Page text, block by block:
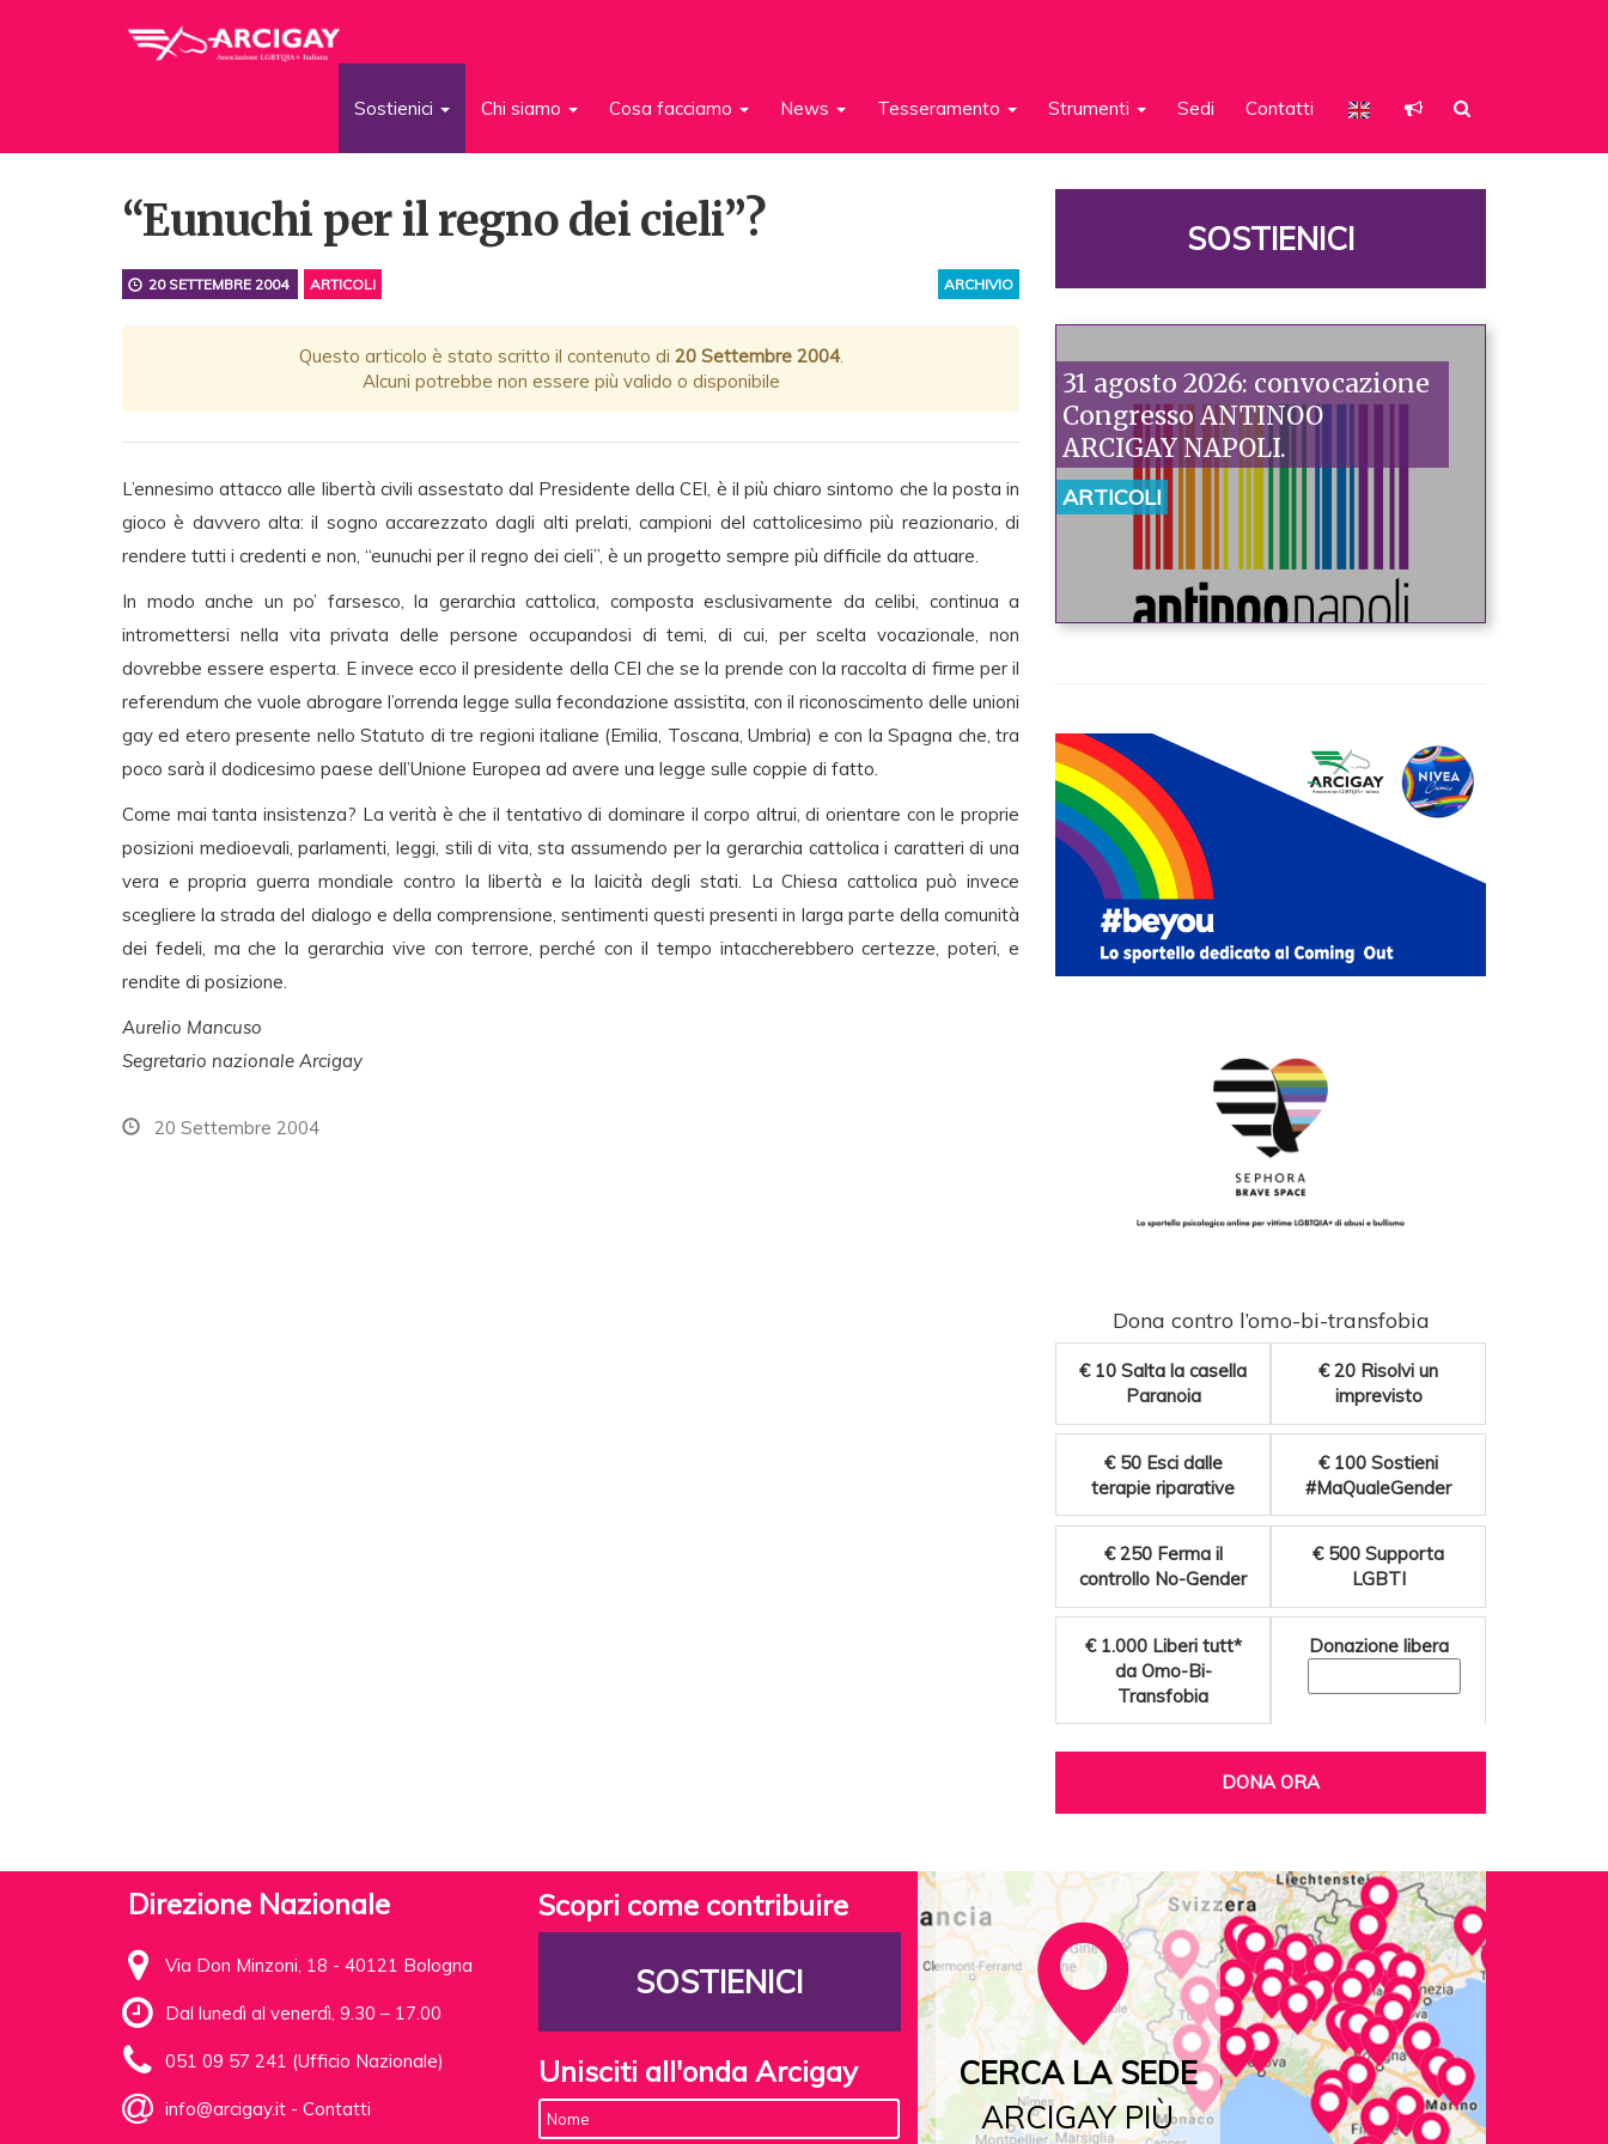
Sostienici Chi siamo Cosa facciamo News Tesseramento Strumenti Sedi Contatti
“Eunuchi per il regno dei cieli”?
ARCHIVIO
20 SETTEMBRE 2004 ARTICOLI
Questo articolo è stato scritto il contenuto di 20 Settembre 2004.
Alcuni potrebbe non essere più valido o disponibile
L’ennesimo attacco alle libertà civili assestato dal Presidente della CEI, è il più chiaro sintomo che la posta in
gioco è davvero alta: il sogno accarezzato dagli alti prelati, campioni del cattolicesimo più reazionario, di
rendere tutti i credenti e non, “eunuchi per il regno dei cieli”, è un progetto sempre più difficile da attuare.
In modo anche un po’ farsesco, la gerarchia cattolica, composta esclusivamente da celibi, continua a
intromettersi nella vita privata delle persone occupandosi di temi, di cui, per scelta vocazionale, non
dovrebbe essere esperta. E invece ecco il presidente della CEI che se la prende con la raccolta di firme per il
referendum che vuole abrogare l’orrenda legge sulla fecondazione assistita, con il riconoscimento delle unioni
gay ed etero presente nello Statuto di tre regioni italiane (Emilia, Toscana, Umbria) e con la Spagna che, tra
poco sarà il dodicesimo paese dell’Unione Europea ad avere una legge sulle coppie di fatto.
Come mai tanta insistenza? La verità è che il tentativo di dominare il corpo altrui, di orientare con le proprie
posizioni medioevali, parlamenti, leggi, stili di vita, sta assumendo per la gerarchia cattolica i caratteri di una
vera e propria guerra mondiale contro la libertà e la laicità degli stati. La Chiesa cattolica può invece
scegliere la strada del dialogo e della comprensione, sentimenti questi presenti in larga parte della comunità
dei fedeli, ma che la gerarchia vive con terrore, perché con il tempo intaccherebbero certezze, poteri, e
rendite di posizione.
Aurelio Mancuso
Segretario nazionale Arcigay
20 Settembre 2004
SOSTIENICI
31 agosto 2026: convocazione
Congresso ANTINOO
ARCIGAY NAPOLI.
ARTICOLI
Dona contro l’omo-bi-transfobia
€ 10 Salta la casella
Paranoia
€ 20 Risolvi un
imprevisto
€ 50 Esci dalle
terapie riparative
€ 100 Sostieni
#MaQualeGender
€ 250 Ferma il
controllo No-Gender
€ 500 Supporta
LGBTI
€ 1.000 Liberi tutt*
da Omo-Bi-
Transfobia
Donazione libera
DONA ORA
Direzione Nazionale
Via Don Minzoni, 18 - 40121 Bologna
Dal lunedì al venerdì, 9.30 – 17.00
051 09 57 241 (Ufficio Nazionale)
info@arcigay.it - Contatti
Scopri come contribuire
SOSTIENICI
Unisciti all'onda Arcigay
CERCA LA SEDE
ARCIGAY PIÙ